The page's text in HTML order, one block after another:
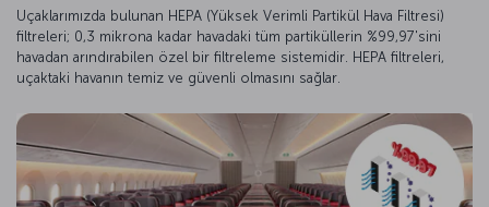
Uçaklarımızda bulunan HEPA (Yüksek Verimli Partikül Hava Filtresi)
filtreleri; 0,3 mikrona kadar havadaki tüm partiküllerin %99,97'sini
havadan arındırabilen özel bir filtreleme sistemidir. HEPA filtreleri,
uçaktaki havanın temiz ve güvenli olmasını sağlar.